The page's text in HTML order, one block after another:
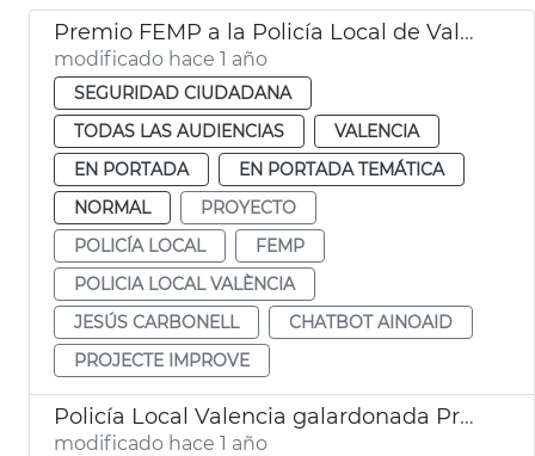
Premio FEMP a la Policía Local de València por buenas prácticas contra la violencia de género
modificado hace 1 año
SEGURIDAD CIUDADANA
TODAS LAS AUDIENCIAS
VALENCIA
EN PORTADA
EN PORTADA TEMÁTICA
NORMAL
PROYECTO
POLICÍA LOCAL
FEMP
POLICIA LOCAL VALÈNCIA
JESÚS CARBONELL
CHATBOT AINOAID
PROJECTE IMPROVE
Policía Local Valencia galardonada Premios USEC
modificado hace 1 año